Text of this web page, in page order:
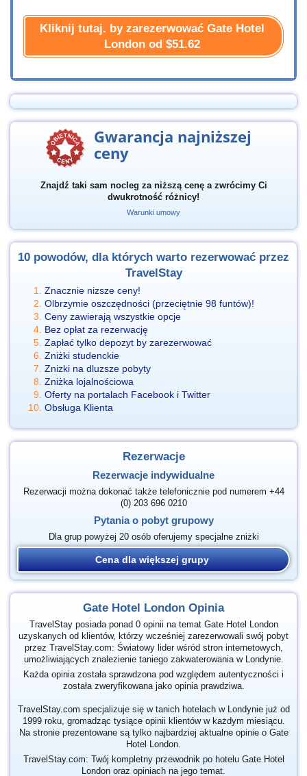
Kliknij tutaj. by zarezerwować Gate Hotel
London od $51.62
Gwarancja najniższej
ceny
Znajdź taki sam nocleg za niższą cenę a zwrócimy Ci
dwukrotność różnicy!
Warunki umowy
10 powodów, dla których warto rezerwować przez
TravelStay
Znacznie nizsze ceny!
Olbrzymie oszczędności (przeciętnie 98 funtów)!
Ceny zawierają wszystkie opcje
Bez opłat za rezerwację
Zapłać tylko depozyt by zarezerwować
Zniżki studenckie
Znizki na dluzsze pobyty
Zniżka lojalnościowa
Oferty na portalach Facebook i Twitter
Obsługa Klienta
Rezerwacje
Rezerwacje indywidualne
Rezerwacji można dokonać także telefonicznie pod numerem +44
(0) 203 696 0210
Pytania o pobyt grupowy
Dla grup powyżej 20 osób oferujemy specjalne zniżki
Cena dla większej grupy
Gate Hotel London Opinia
TravelStay posiada ponad 0 opinii na temat Gate Hotel London
uzyskanych od klientów, którzy wcześniej zarezerwowali swój pobyt
przez TravelStay.com: Światowy lider wśród stron internetowych,
umożliwiających znalezienie taniego zakwaterowania w Londynie.
Każda opinia została sprawdzona pod względem autentyczności i
została zweryfikowana jako opinia prawdziwa.
TravelStay.com specjalizuje się w tanich hotelach w Londynie już od
1999 roku, gromadząc tysiące opinii klientów w każdym miesiącu.
Na stronie prezentowane są tylko najbardziej aktualne opinie o Gate
Hotel London.
TravelStay.com: Twój kompletny przewodnik po hotelu Gate Hotel
London oraz opiniach na jego temat.